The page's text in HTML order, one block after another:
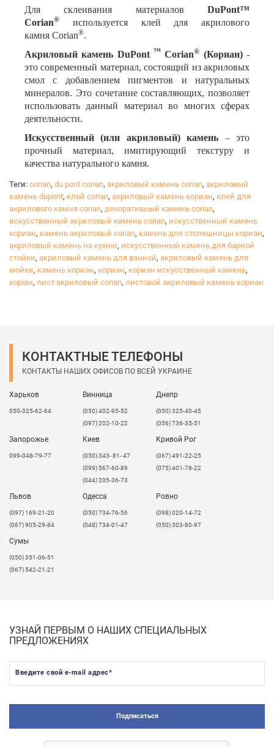
Для склеивания материалов DuPont™
Corian®
используется клей для акрилового
камня Corian®.
Акриловый камень DuPont ™ Corian® (Кориан)-
это современный материал, состоящий из акриловых
смол с добавлением пигментов и натуральных
минералов. Это сочетание составляющих, позволяет
использовать данный материал во многих сферах
деятельности.
Искусственный (или акриловый) камень – это
прочный материал, имитирующий текстуру и
качества натурального камня.
Одним из главных преимуществ искусственного
камня является возможность соединять листы без
швов. Для качественного и бесшовного соединения
используется специальный клей для акрилового
камня. Он состоит из двух составляющих: первый
компонент — это акриловый полимер, второй —
затвердитель. Каждому цвету листа камня Corian
соответствует определенный цвет клея
Corian. Данный клей затвердевает около 40-50 минут
– быстрее.
Клей Corian отлично полируется. К тому же данный
кислотам и другим химическим соединениям. Клей
довольно жидкий, поэтому он плотно заполняет
щели и хорошо наносится на большие площади. Еще
используется и для мелкого ремонта искусственного
камня. Им можно обработать небольшие царапины,
вмятины или сколы. Нужно только подобрать
соответствующий по цвету клей. После полировки
отремонтированный фрагмент полностью сливается
с остальной поверхностью и становится практически
неразличимым.
Клей Corian широко используется для соединений
при изготовлении из акрилового камня столешниц,
раковин, душевых поддонов, кухонь, ванных,
склеивания швов длинной 3-3,5 метра. Следует
заметить, что расход может изменяться в
мастера. Хранить клея необходимо в прохладном
помещении и без попадания прямого солнца.
Теги: corian, du pont corian, акриловый камень corian, акриловый
камень dupont, клей corian, акриловый камень кориан, клей для
акрилового камня corian, декоративный камень corian,
искусственный акриловый камень corian, искусственный камень
кориан, камень акриловый corian, камень для столешницы кориан,
акриловый камень на кухню, искусственный камень для барной
стойки, акриловый камень для ванной, акриловый камень для
мойки, камень кориан, кориан, кориан искусственный камень,
коріан, лист акриловый corian, листовой акриловый камень кориан
КОНТАКТНЫЕ ТЕЛЕФОНЫ
КОНТАКТЫ НАШИХ ОФИСОВ ПО ВСЕЙ УКРАИНЕ
Харьков
050-325-62-64
Винница
(050) 402-95-52
(097) 202-10-22
Днепр
(050) 325-40-45
(056) 736-35-51
Запорожье
099-048-79-77
Киев
(050) 343- 81- 47
(099) 567-60-89
(044) 205-36-73
Кривой Рог
(067) 491-22-25
(075) 401-78-22
Львов
​(097) 169-21-20
(067) 905-29-84
Одесса
(050) 734-76-56
(048) 734-01-47
Ровно
(098) 020-14-72
(050) 303-80-97
Сумы
(050) 351-06-51
(067) 542-21-21
УЗНАЙ ПЕРВЫМ О НАШИХ СПЕЦИАЛЬНЫХ
ПРЕДЛОЖЕНИЯХ
Введите свой e-mail адрес*
Подписаться